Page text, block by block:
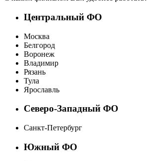
Центральный ФО
Москва
Белгород
Воронеж
Владимир
Рязань
Тула
Ярославль
Северо-Западный ФО
Санкт-Петербург
Южный ФО